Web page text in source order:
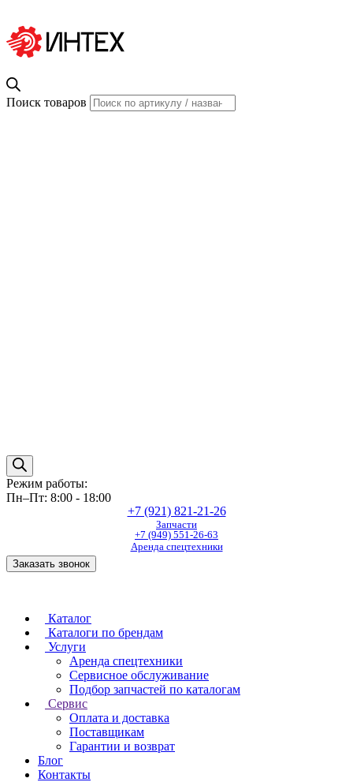
Поиск товаров
Режим работы:
Пн–Пт: 8:00 - 18:00
+7 (921) 821-21-26
Запчасти
+7 (949) 551-26-63
Аренда спецтехники
Заказать звонок
Каталог
Каталоги по брендам
Услуги
Аренда спецтехники
Сервисное обслуживание
Подбор запчастей по каталогам
Сервис
Оплата и доставка
Поставщикам
Гарантии и возврат
Блог
Контакты